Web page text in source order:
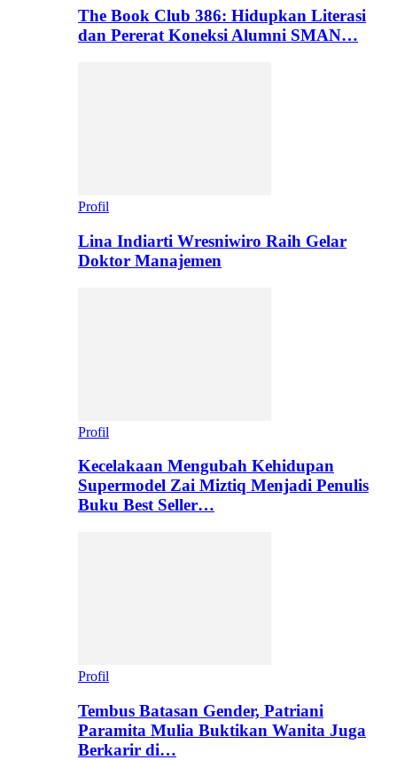
The Book Club 386: Hidupkan Literasi
dan Pererat Koneksi Alumni SMAN…
Profil
Lina Indiarti Wresniwiro Raih Gelar
Doktor Manajemen
Profil
Kecelakaan Mengubah Kehidupan
Supermodel Zai Miztiq Menjadi Penulis
Buku Best Seller…
Profil
Tembus Batasan Gender, Patriani
Paramita Mulia Buktikan Wanita Juga
Berkarir di…